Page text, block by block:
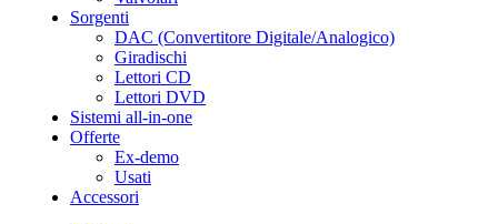
Sorgenti
DAC (Convertitore Digitale/Analogico)
Giradischi
Lettori CD
Lettori DVD
Sistemi all-in-one
Offerte
Ex-demo
Usati
Accessori